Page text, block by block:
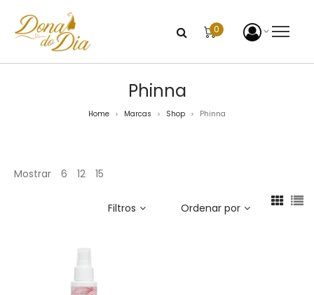
0
Phinna
Home > Marcas > Shop > Phinna
Mostrar 6 12 15
Filtros Ordenar por